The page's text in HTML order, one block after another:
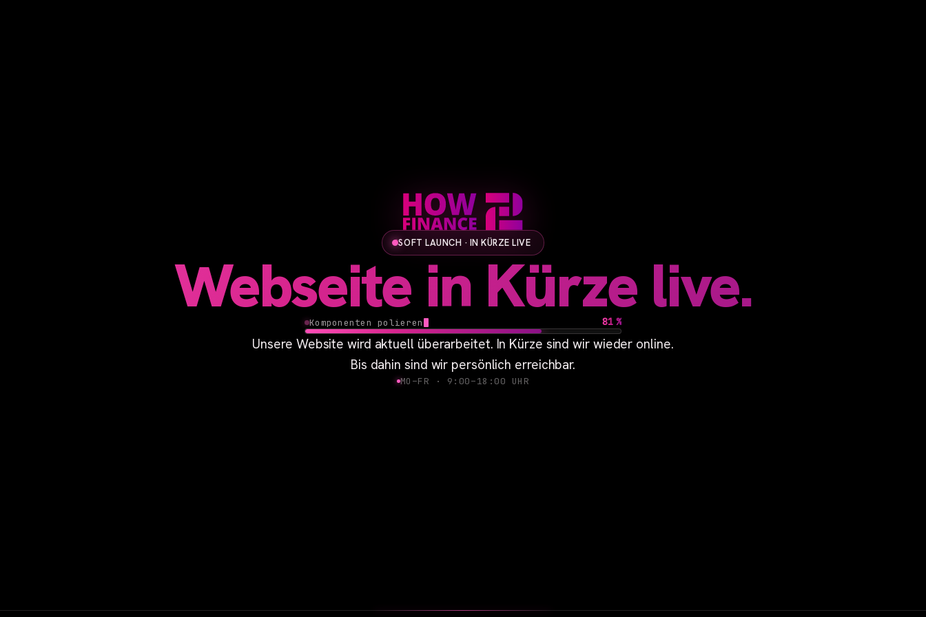
SOFT LAUNCH · IN KÜRZE LIVE
Webseite in Kürze live.
Komponenten polieren 83 %
Unsere Website wird aktuell überarbeitet. In Kürze sind wir wieder online.
Bis dahin sind wir persönlich erreichbar.
MO–FR · 9:00–18:00 UHR